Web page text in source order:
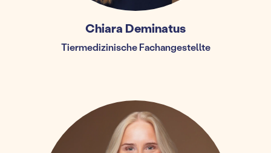
Chiara Deminatus
Tiermedizinische Fachangestellte